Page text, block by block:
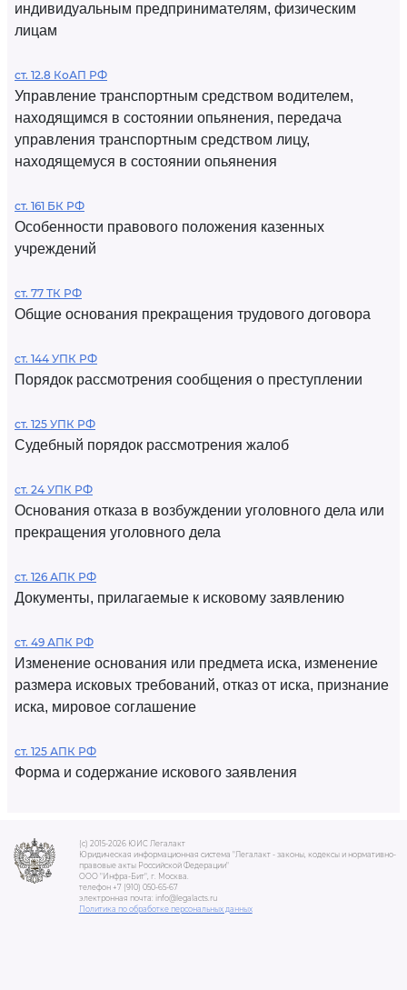
индивидуальным предпринимателям, физическим
лицам
ст. 12.8 КоАП РФ
Управление транспортным средством водителем,
находящимся в состоянии опьянения, передача
управления транспортным средством лицу,
находящемуся в состоянии опьянения
ст. 161 БК РФ
Особенности правового положения казенных
учреждений
ст. 77 ТК РФ
Общие основания прекращения трудового договора
ст. 144 УПК РФ
Порядок рассмотрения сообщения о преступлении
ст. 125 УПК РФ
Судебный порядок рассмотрения жалоб
ст. 24 УПК РФ
Основания отказа в возбуждении уголовного дела или
прекращения уголовного дела
ст. 126 АПК РФ
Документы, прилагаемые к исковому заявлению
ст. 49 АПК РФ
Изменение основания или предмета иска, изменение
размера исковых требований, отказ от иска, признание
иска, мировое соглашение
ст. 125 АПК РФ
Форма и содержание искового заявления
(c) 2015-2026 ЮИС Легалакт
Юридическая информационная система "Легалакт - законы, кодексы и нормативно-
правовые акты Российской Федерации"
ООО "Инфра-Бит", г. Москва.
телефон +7 (910) 050-65-67
электронная почта: info@legalacts.ru
Политика по обработке персональных данных